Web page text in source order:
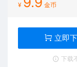
¥ 金币
立即
下载